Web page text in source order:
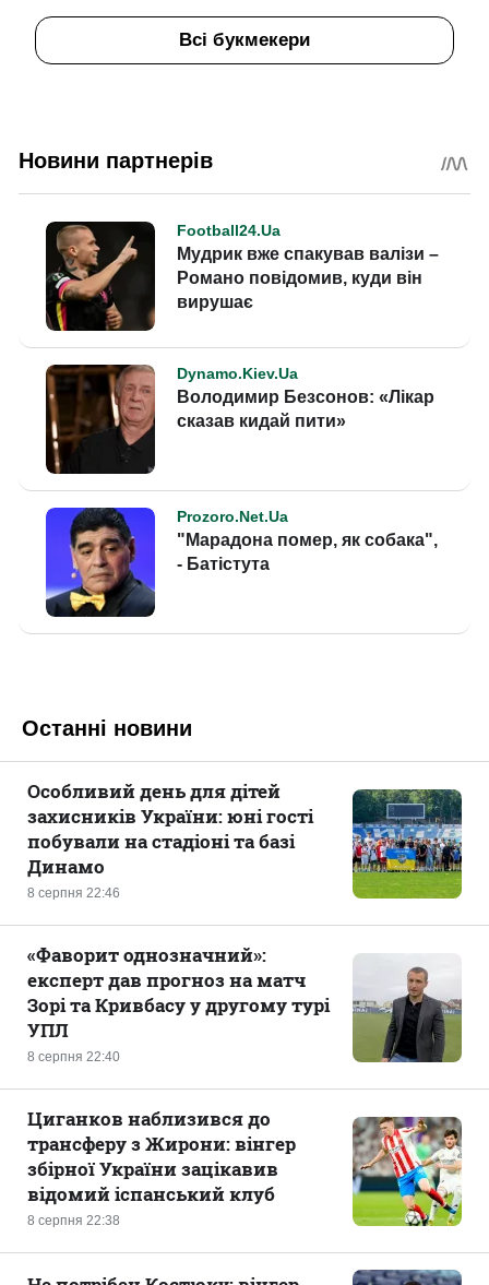
Всі букмекери
Останні новини
8 серпня 22:46
Особливий день для дітей
захисників України: юні гості
побували на стадіоні та базі
Динамо
8 серпня 22:40
«Фаворит однозначний»:
експерт дав прогноз на матч
Зорі та Кривбасу у другому турі
УПЛ
8 серпня 22:38
Циганков наблизився до
трансферу з Жирони: вінгер
збірної України зацікавив
відомий іспанський клуб